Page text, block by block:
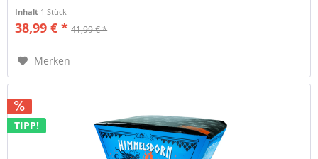
Inhalt 1 Stück
38,99 € * 41,99 € *
Merken
TIPP!